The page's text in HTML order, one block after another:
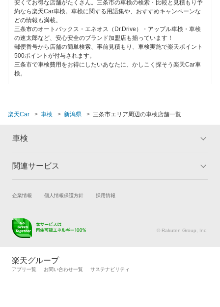
十日町市
中魚沼郡
長岡市
西蒲原郡
見附市
南魚沼郡
南蒲原郡
妙高市
村上市
夜間受付
整備保証
1級整備士在籍
コンピューター診断
安くてお得な店舗がたくさん。三条市の車検の検索・比較と見積もり予
約なら楽天Car車検。車検に関する用語集や、おすすめキャンペーンな
どの情報も満載。
三条市のオートバックス・エネオス（Dr.Drive）・アップル車検・車検
の速太郎など、安心安全のブランド加盟店も揃っています！
郵便番号から店舗の簡単検索、事前見積もり、車検実施で楽天ポイント
500ポイントが付与されます。
三条市で車検費用をお得にしたいあなたに、かしこく探そう楽天Car車
検。
楽天Car 車検 新潟県 三条市エリア周辺の車検店舗一覧
車検
トップ
車検の基礎知識 キャンペーン一覧
関連サービス
試乗・商談 新車購入
キズ修理予約
メンテナンス管理
タイヤ交換サービス
自動車カタログ 自動車保険
企業情報 個人情報保護方針 採用情報
© Rakuten Group, Inc.
楽天グループ
アプリ一覧 お問い合わせ一覧 サステナビリティ